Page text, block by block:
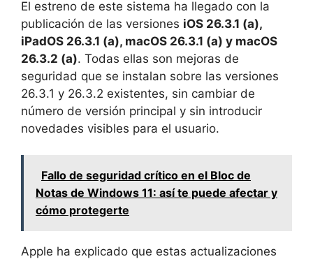
El estreno de este sistema ha llegado con la
publicación de las versiones iOS 26.3.1 (a),
iPadOS 26.3.1 (a), macOS 26.3.1 (a) y macOS
26.3.2 (a). Todas ellas son mejoras de
seguridad que se instalan sobre las versiones
26.3.1 y 26.3.2 existentes, sin cambiar de
número de versión principal y sin introducir
novedades visibles para el usuario.
Fallo de seguridad crítico en el Bloc de
Notas de Windows 11: así te puede afectar y
cómo protegerte
Apple ha explicado que estas actualizaciones